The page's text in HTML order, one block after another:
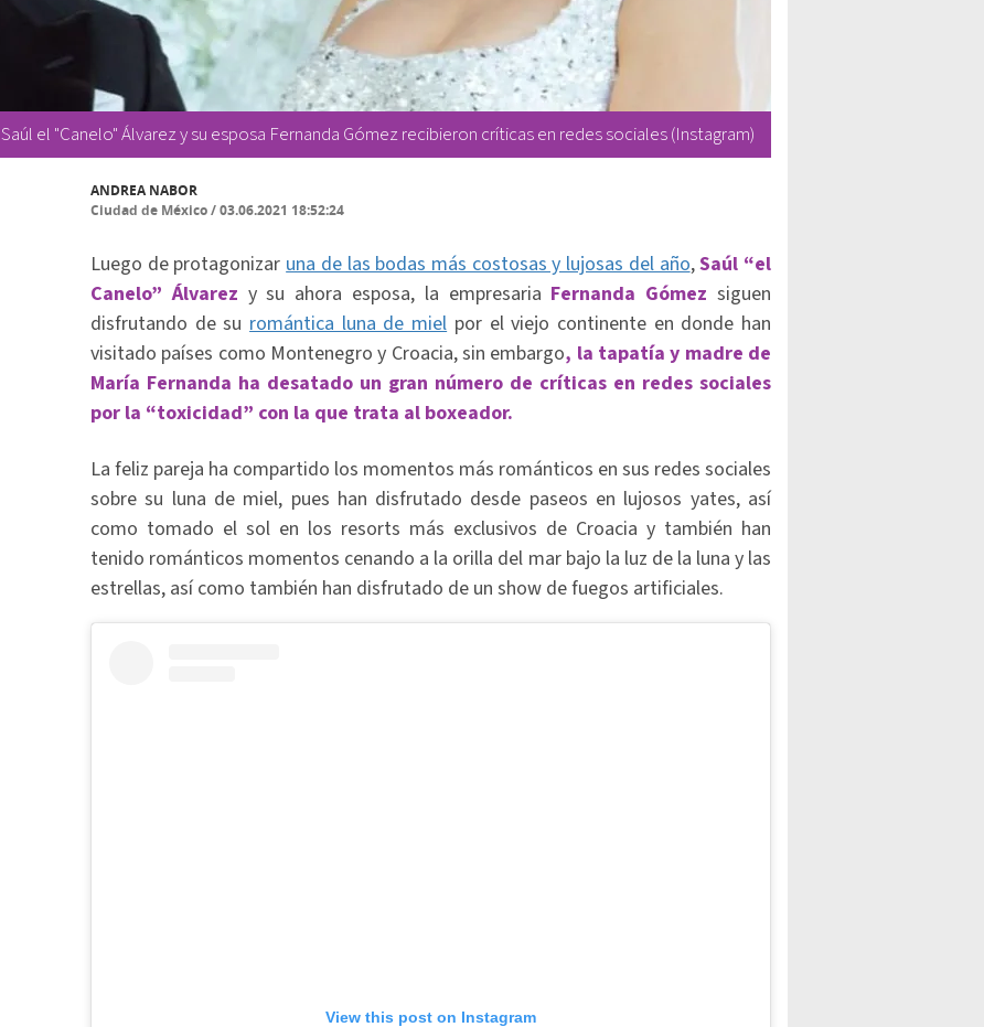
Saúl el "Canelo" Álvarez y su esposa Fernanda Gómez recibieron críticas en redes sociales (Instagram)
ANDREA NABOR
Ciudad de México/03.06.2021 18:52:24
Luego de protagonizaruna de las bodas más costosas y lujosas del año,Saúl “el
Canelo” Álvarez y su ahora esposa, la empresaria Fernanda Gómez siguen
disfrutando de suromántica luna de mielpor el viejo continente en donde han
visitado países como Montenegro y Croacia, sin embargo, la tapatía y madre de
María Fernanda ha desatado un gran número de críticas en redes sociales
por la “toxicidad” con la que trata al boxeador.
La feliz pareja ha compartido los momentos más románticos en sus redes sociales
sobre su luna de miel, pues han disfrutado desde paseos en lujosos yates, así
como tomado el sol en los resorts más exclusivos de Croacia y también han
tenido románticos momentos cenando a la orilla del mar bajo la luz de la luna y las
estrellas, así como también han disfrutado de un show de fuegos artificiales.
View this post on Instagram